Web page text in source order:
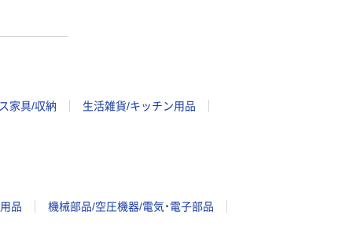
家具/収納 生活雑貨/キッチン用品
品 機械部品/空圧機器/電気・電子部品